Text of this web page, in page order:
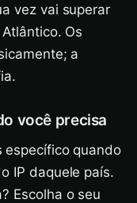
vez vai superar
Os
a
você precisa
específico quando
IP daquele país.
Escolha o seu